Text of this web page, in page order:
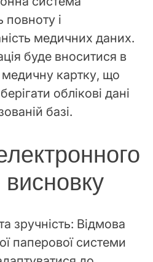
повноту і
медичних даних.
буде вноситися в
картку, що
облікові дані
базі.
зручність: Відмова
паперової системи